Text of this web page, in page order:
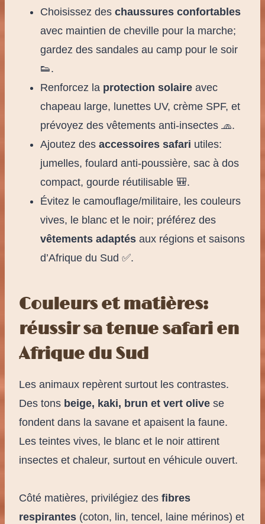
Choisissez des chaussures confortables
avec maintien de cheville pour la marche;
gardez des sandales au camp pour le soir
👟.
Renforcez la protection solaire avec
chapeau large, lunettes UV, crème SPF, et
prévoyez des vêtements anti-insectes 🧢.
Ajoutez des accessoires safari utiles:
jumelles, foulard anti-poussière, sac à dos
compact, gourde réutilisable 🎒.
Évitez le camouflage/militaire, les couleurs
vives, le blanc et le noir; préférez des
vêtements adaptés aux régions et saisons
d’Afrique du Sud ✅.
Couleurs et matières:
réussir sa tenue safari en
Afrique du Sud
Les animaux repèrent surtout les contrastes.
Des tons beige, kaki, brun et vert olive se
fondent dans la savane et apaisent la faune.
Les teintes vives, le blanc et le noir attirent
insectes et chaleur, surtout en véhicule ouvert.
Côté matières, privilégiez des fibres
respirantes (coton, lin, tencel, laine mérinos) et